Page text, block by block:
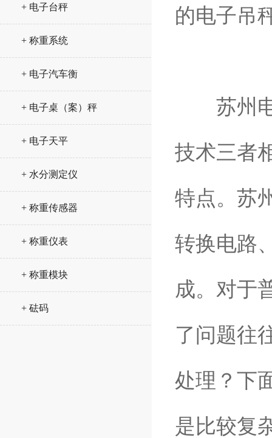
+ 电子台秤
+ 称重系统
+ 电子汽车衡
+ 电子桌（案）秤
+ 电子天平
+ 水分测定仪
+ 称重传感器
+ 称重仪表
+ 称重模块
+ 砝码
的电子吊
苏州电
技术三者
特点。苏
转换电路
成。对于
了问题往
处理？下
是比较复